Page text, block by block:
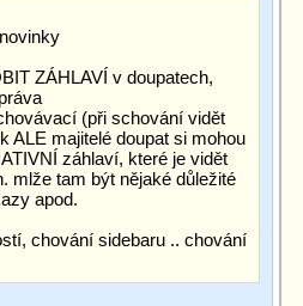
ZÁHLAVÍ v doupatech,
(při schování vidět
ALE majitelé doupat si mohou
záhlaví, které je vidět
mlže tam být nějaké důležité
apod.
chování sidebaru .. chování